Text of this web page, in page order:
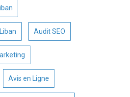
Audit SEO
Avis en Ligne